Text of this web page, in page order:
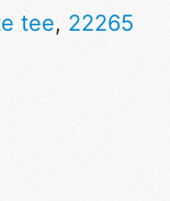
tee, 22265